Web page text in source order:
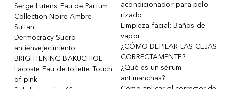
Serge Lutens Eau de Parfum
Collection Noire Ambre
Sultan
Dermocracy Suero
antienvejecimiento
BRIGHTENING BAKUCHIOL
Lacoste Eau de toilette Touch
of pink
acondicionador para pelo
rizado
Limpieza facial: Baños de
vapor
¿CÓMO DEPILAR LAS CEJAS
CORRECTAMENTE?
¿Qué es un sérum
antimanchas?